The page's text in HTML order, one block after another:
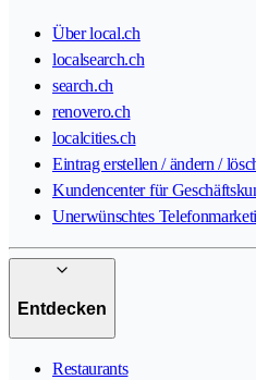
Über local.ch
localsearch.ch
search.ch
renovero.ch
localcities.ch
Eintrag erstellen / ändern /
Kundencenter für
Unerwünschtes
Entdecken
Restaurants